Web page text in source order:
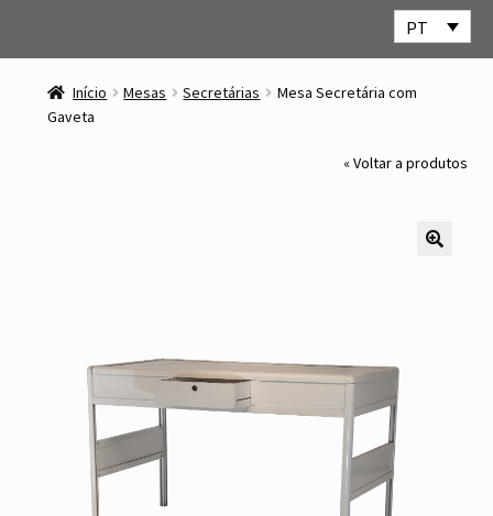
PT
navegação
conteúdo
Início Mesas Secretárias
Mesa Secretária com
Gaveta
« Voltar a produtos